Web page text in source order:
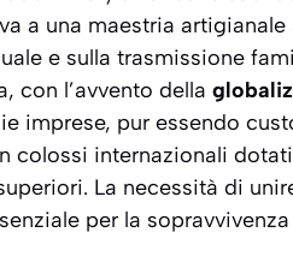
a una maestria
e sulla trasmissione
con l’avvento della
imprese, pur essendo
colossi internazionali
La necessità di
per la